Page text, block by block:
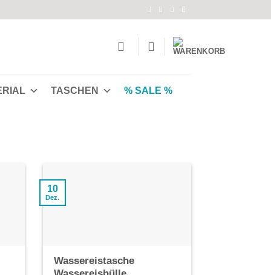
TASCHEN % SALE %
Wassereistasche
10
Dez.